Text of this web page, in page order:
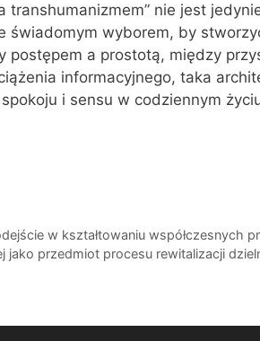
transhumanizmem” nie jest
świadomym wyborem, by
a prostotą, między
informacyjnego, taka
i sensu w codziennym
w kształtowaniu współczesnych
jako przedmiot procesu rewitalizacji